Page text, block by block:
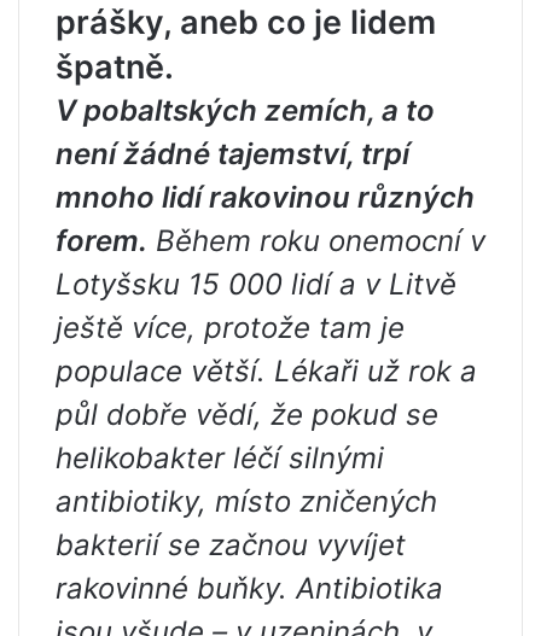
prášky, aneb co je lidem
špatně.
V pobaltských zemích, a to
není žádné tajemství, trpí
mnoho lidí rakovinou různých
forem. Během roku onemocní v
Lotyšsku 15 000 lidí a v Litvě
ještě více, protože tam je
populace větší. Lékaři už rok a
půl dobře vědí, že pokud se
helikobakter léčí silnými
antibiotiky, místo zničených
bakterií se začnou vyvíjet
rakovinné buňky. Antibiotika